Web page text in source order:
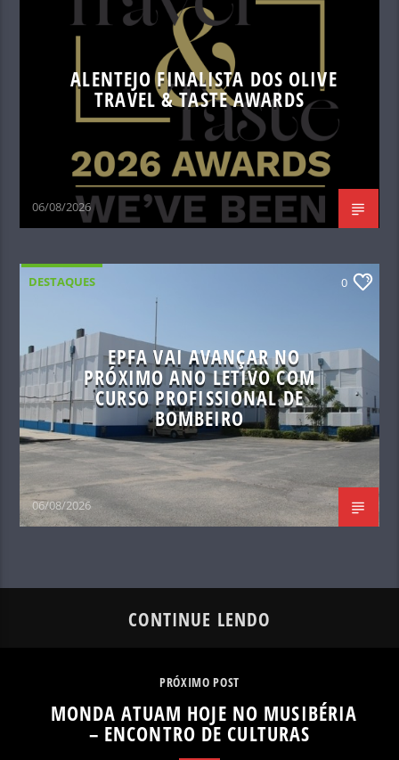
ALENTEJO FINALISTA DOS OLIVE
TRAVEL & TASTE AWARDS
06/08/2026
DESTAQUES 0
EPFA VAI AVANÇAR NO
PRÓXIMO ANO LETIVO COM
CURSO PROFISSIONAL DE
BOMBEIRO
06/08/2026
CONTINUE LENDO
PRÓXIMO POST
MONDA ATUAM HOJE NO MUSIBÉRIA
– ENCONTRO DE CULTURAS